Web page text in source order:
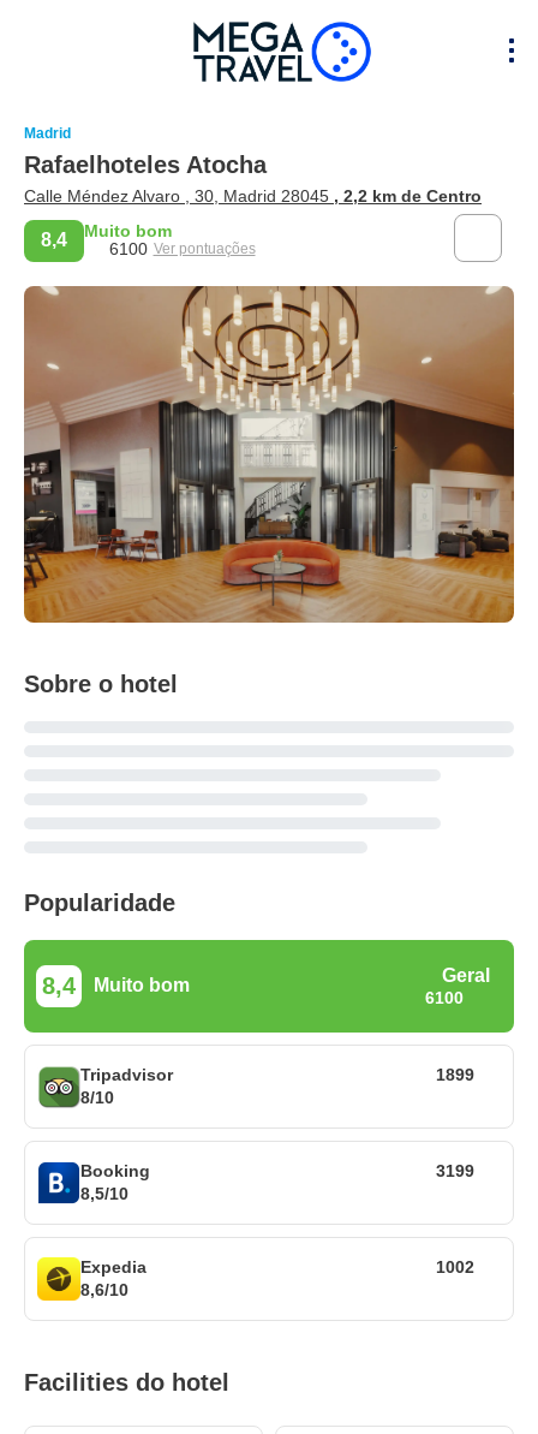
Madrid
Rafaelhoteles Atocha
Calle Méndez Alvaro , 30, Madrid 28045 , 2,2 km de Centro
8,4
Muito bom
6100 Ver pontuações
Sobre o hotel
Popularidade
8,4 Muito bom Geral
6100
Tripadvisor
8/10
1899
Booking
8,5/10
3199
Expedia
8,6/10
1002
Facilities do hotel